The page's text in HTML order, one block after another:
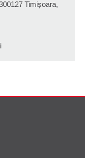
Timișoara,